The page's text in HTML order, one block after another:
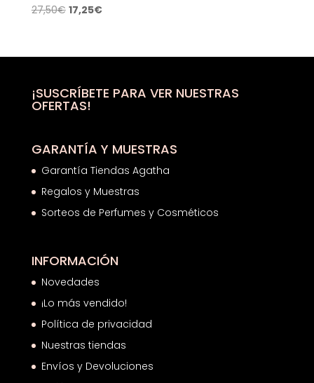
27,50€ El
era:
17,25€El
es:
¡SUSCRÍBETE PARA VER NUESTRAS
OFERTAS!
GARANTÍA Y MUESTRAS
Garantía Tiendas Agatha
Regalos y Muestras
Sorteos de Perfumes y Cosméticos
INFORMACIÓN
Novedades
¡Lo más vendido!
Política de privacidad
Nuestras tiendas
Envíos y Devoluciones